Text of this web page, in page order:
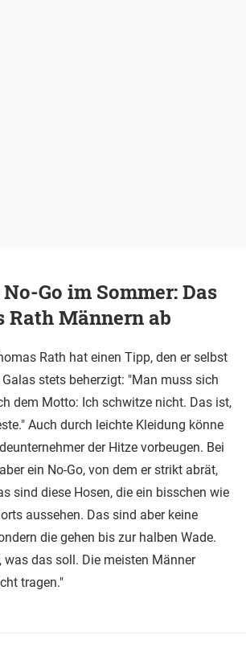
Go im Sommer: Das
Rath Männern ab
Rath hat einen Tipp, den er selbst
stets beherzigt: "Man muss sich
dem Motto: Ich schwitze nicht. Das ist,
Auch durch leichte Kleidung könne
der Hitze vorbeugen. Bei
ein No-Go, von dem er strikt abrät,
sind diese Hosen, die ein bisschen wie
aussehen. Das sind aber keine
die gehen bis zur halben Wade.
was das soll. Die meisten Männer
tragen."